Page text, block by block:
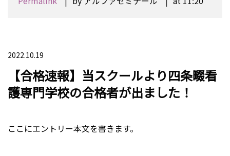
2022.10.19
【合格速報】当スクールより四条畷看
護専門学校の合格者が出ました！
ここにエントリー本文を書きます。